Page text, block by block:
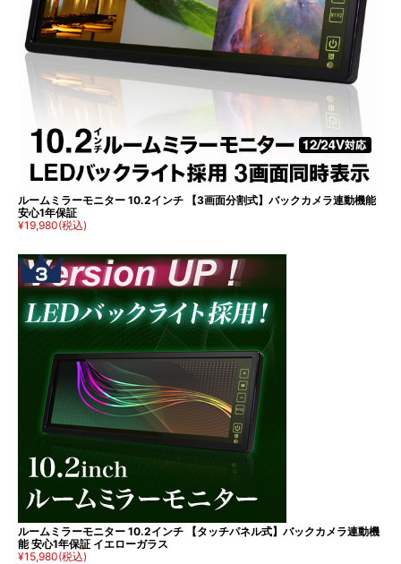
ルームミラーモニター 10.2インチ 【3画面分割式】バックカメラ連動機能
安心1年保証
¥19,980(税込)
ルームミラーモニター 10.2インチ 【タッチパネル式】バックカメラ連動機
能 安心1年保証 イエローガラス
¥15,980(税込)